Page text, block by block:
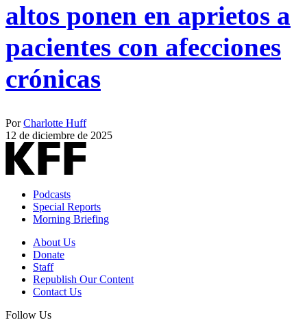
altos ponen en aprietos a
pacientes con afecciones
crónicas
PorCharlotte Huff
12 de diciembre de 2025
Podcasts
Special Reports
Morning Briefing
About Us
Donate
Staff
Republish Our Content
Contact Us
Follow Us